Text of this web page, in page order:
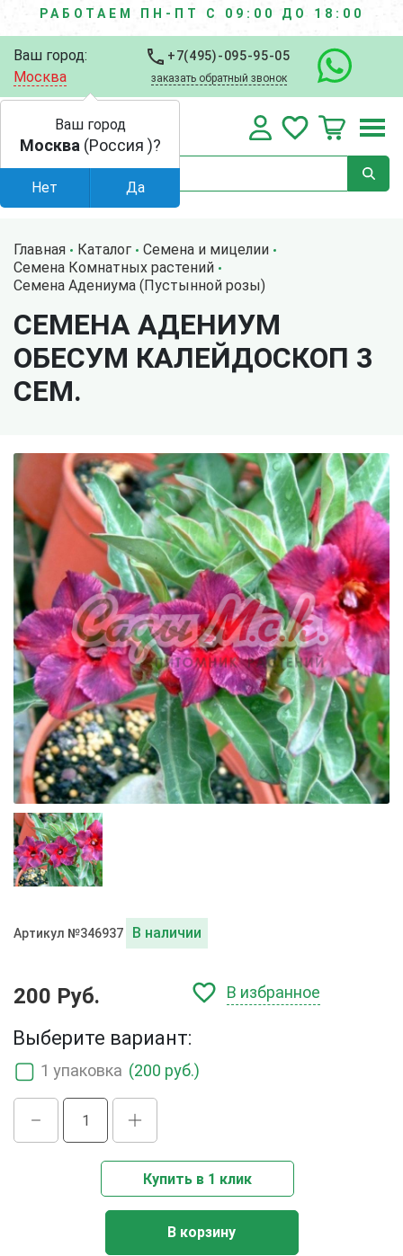
РАБОТАЕМ ПН-ПТ С 09:00 ДО 18:00
Ваш город:
Москва
+7(495)-095-95-05
заказать обратный звонок
Главная Каталог
Семена и мицелии
Семена Комнатных растений
Семена Адениума (Пустынной розы)
СЕМЕНА АДЕНИУМ
ОБЕСУМ КАЛЕЙДОСКОП 3
СЕМ.
Артикул №346937 В наличии
200 Руб. В избранное
Выберите вариант:
1 упаковка (200 руб.)
Купить в 1 клик
В корзину
Ваш город
Москва (Россия )?
Нет Да